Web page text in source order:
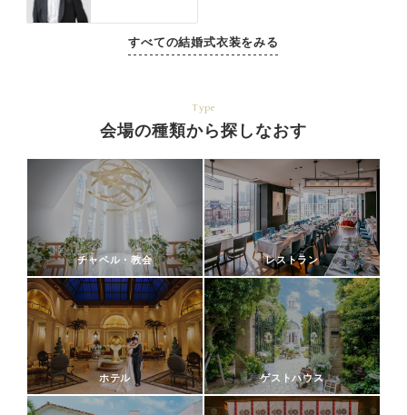
すべての結婚式衣装をみる
Type
会場の種類から探しなおす
チャペル・教会 レストラン
ホテル ゲストハウス